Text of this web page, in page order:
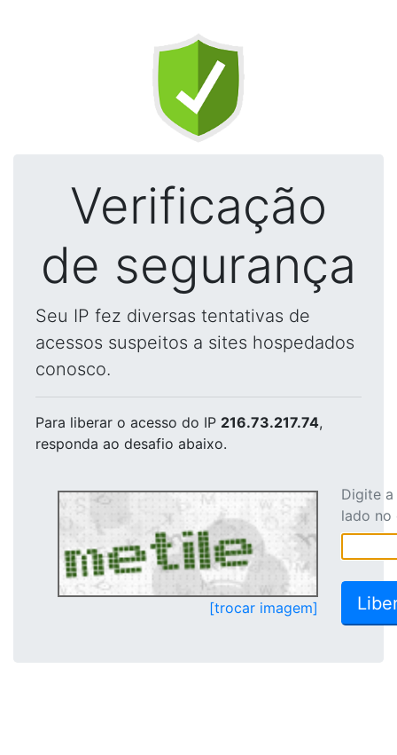
Verificação
de segurança
Seu IP fez diversas tentativas de
acessos suspeitos a sites hospedados
conosco.
Para liberar o acesso do IP 216.73.217.74,
responda ao desafio abaixo.
[trocar imagem]
Digite
lado no